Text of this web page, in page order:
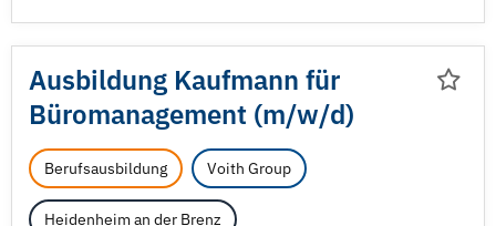
Ausbildung Kaufmann für
Büromanagement (m/w/d)
Berufsausbildung Voith Group
Heidenheim an der Brenz